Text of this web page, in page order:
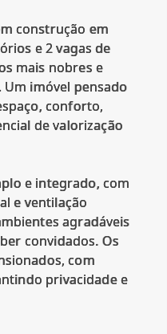
construção em
e 2 vagas de
mais nobres e
Um imóvel pensado
conforto,
de valorização
e integrado, com
e ventilação
agradáveis
convidados. Os
com
privacidade e